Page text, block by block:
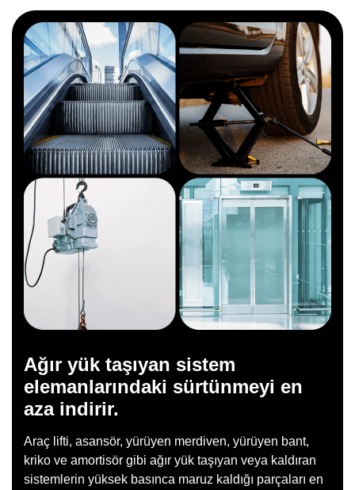
Ağır yük taşıyan sistem
elemanlarındaki sürtünmeyi en
aza indirir.
Araç lifti, asansör, yürüyen merdiven, yürüyen bant,
kriko ve amortisör gibi ağır yük taşıyan veya kaldıran
sistemlerin yüksek basınca maruz kaldığı parçaları en